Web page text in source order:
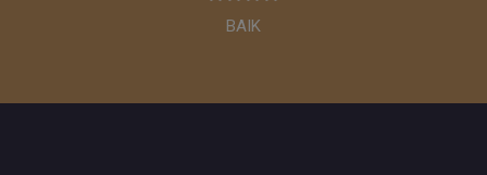
BAIK